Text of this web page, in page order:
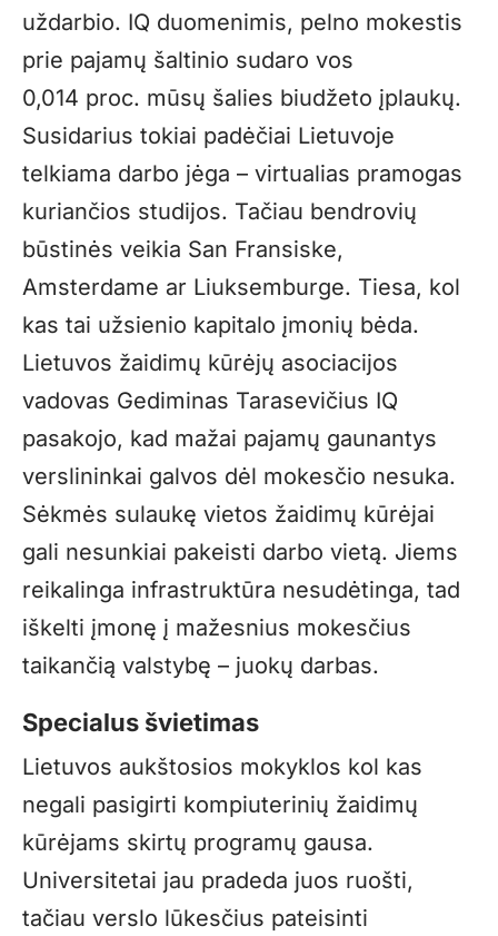
uždarbio. IQ duomenimis, pelno mokestis
prie pajamų šaltinio sudaro vos
0,014 proc. mūsų šalies biudžeto įplaukų.
Susidarius tokiai padėčiai Lietuvoje
telkiama darbo jėga – virtualias pramogas
kuriančios studijos. Tačiau bendrovių
būstinės veikia San Fransiske,
Amsterdame ar Liuksemburge. Tiesa, kol
kas tai užsienio kapitalo įmonių bėda.
Lietuvos žaidimų kūrėjų asociacijos
vadovas Gediminas Tarasevičius IQ
pasakojo, kad mažai pajamų gaunantys
verslininkai galvos dėl mokesčio nesuka.
Sėkmės sulaukę vietos žaidimų kūrėjai
gali nesunkiai pakeisti darbo vietą. Jiems
reikalinga infrastruktūra nesudėtinga, tad
iškelti įmonę į mažesnius mokesčius
taikančią valstybę – juokų darbas.
Specialus švietimas
Lietuvos aukštosios mokyklos kol kas
negali pasigirti kompiuterinių žaidimų
kūrėjams skirtų programų gausa.
Universitetai jau pradeda juos ruošti,
tačiau verslo lūkesčius pateisinti